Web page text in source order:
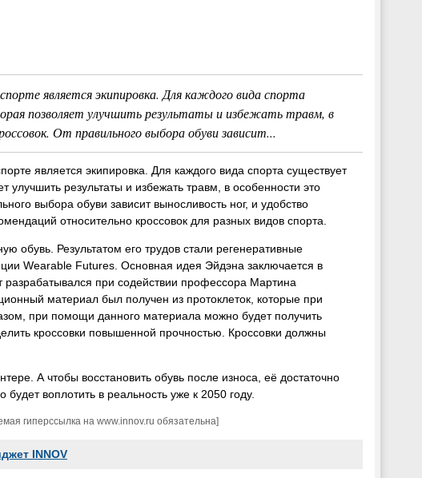
является экипировка. Для каждого вида спорта
позволяет улучшить результаты и избежать травм, в
От правильного выбора обуви зависит...
является экипировка. Для каждого вида спорта существует
улучшить результаты и избежать травм, в особенности это
выбора обуви зависит выносливость ног, и удобство
относительно кроссовок для разных видов спорта.
обувь. Результатом его трудов стали регенеративные
Wearable Futures. Основная идея Эйдэна заключается в
при содействии профессора Мартина
материал был получен из протоклеток, которые при
при помощи данного материала можно будет получить
кроссовки повышенной прочностью. Кроссовки должны
А чтобы восстановить обувь после износа, её достаточно
воплотить в реальность уже к 2050 году.
гиперссылка на www.innov.ru обязательна]
INNOV